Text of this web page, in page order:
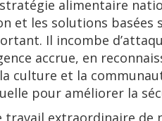
alimentaire
et les solutions
Il incombe
accrue, en
culture et la
pour améliorer la
travail extraordinaire de